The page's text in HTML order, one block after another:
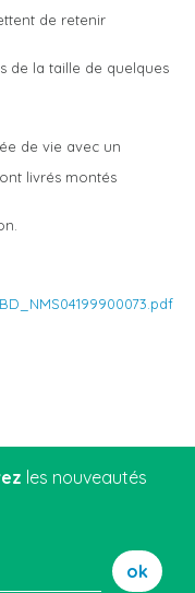
de retenir
de la taille de quelques
de vie avec un
livrés montés
les nouveautés
ok